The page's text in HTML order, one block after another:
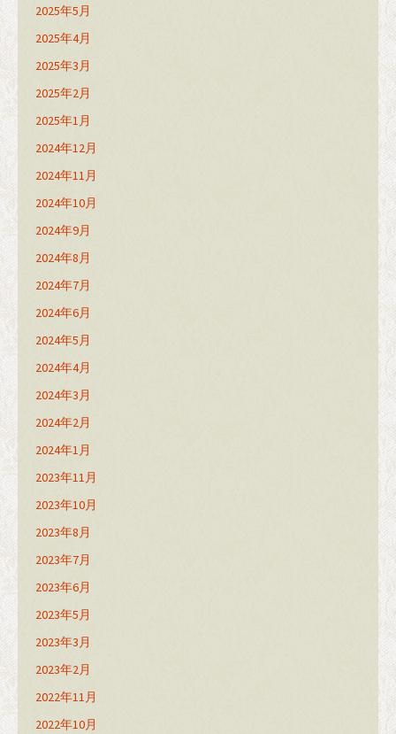
2025年5月
2025年4月
2025年3月
2025年2月
2025年1月
2024年12月
2024年11月
2024年10月
2024年9月
2024年8月
2024年7月
2024年6月
2024年5月
2024年4月
2024年3月
2024年2月
2024年1月
2023年11月
2023年10月
2023年8月
2023年7月
2023年6月
2023年5月
2023年3月
2023年2月
2022年11月
2022年10月